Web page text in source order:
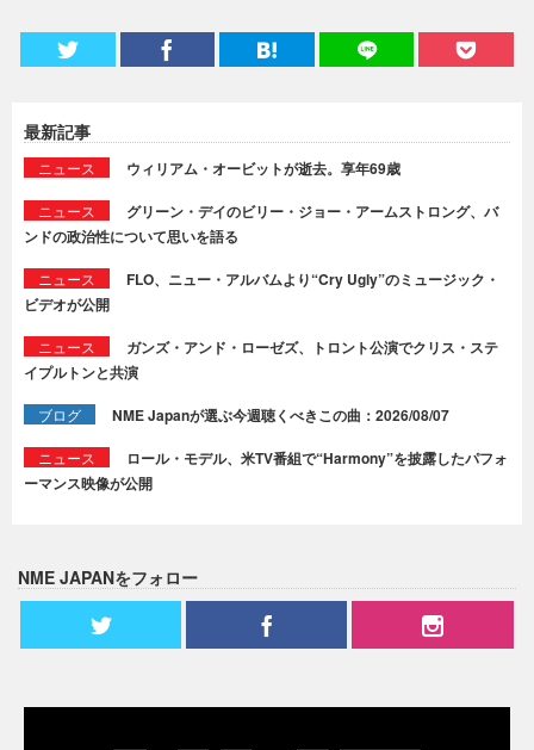
最新記事
ニュース ウィリアム・オービットが逝去。享年69歳
ニュース
グリーン・デイのビリー・ジョー・アームストロング、バ
ンドの政治性について思いを語る
ニュース
FLO、ニュー・アルバムより“Cry Ugly”のミュージック・
ビデオが公開
ニュース
ガンズ・アンド・ローゼズ、トロント公演でクリス・ステ
イプルトンと共演
ブログ NME Japanが選ぶ今週聴くべきこの曲：2026/08/07
ニュース
ロール・モデル、米TV番組で“Harmony”を披露したパフォ
ーマンス映像が公開
NME JAPANをフォロー